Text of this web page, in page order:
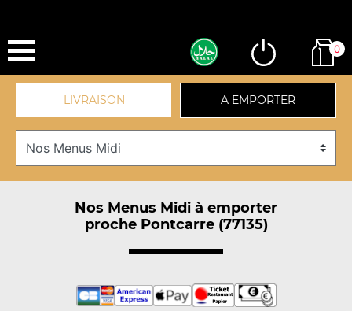
0
LIVRAISON A EMPORTER
Nos Menus Midi à emporter
proche Pontcarre (77135)